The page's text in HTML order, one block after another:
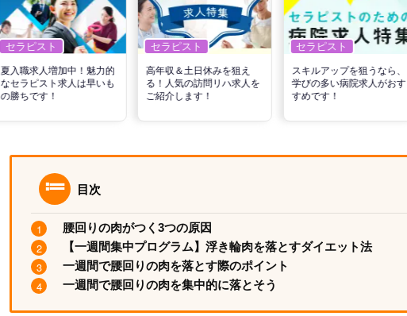
セラピスト
夏入職求人増加中！魅力的
なセラピスト求人は早いも
の勝ちです！
セラピスト
高年収＆土日休みを狙え
る！人気の訪問リハ求人を
ご紹介します！
セラピスト
スキルアップを狙うなら、
学びの多い病院求人がおす
すめです！
目次
腰回りの肉がつく3つの原因
【一週間集中プログラム】浮き輪肉を落とすダイエット法
一週間で腰回りの肉を落とす際のポイント
一週間で腰回りの肉を集中的に落とそう